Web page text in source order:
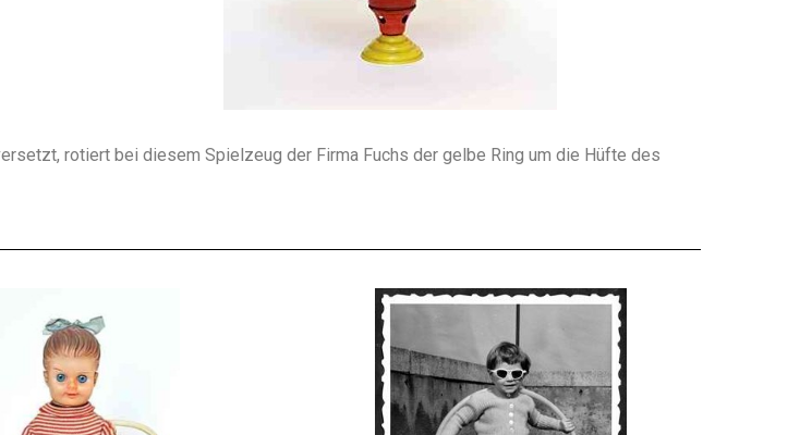
rotiert bei diesem Spielzeug der Firma Fuchs der gelbe Ring um die Hüfte des